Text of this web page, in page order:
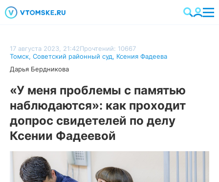
17 августа 2023, 21:42Прочтений: 10667
Томск, Советский районный суд, Ксения Фадеева
Дарья Бердникова
«У меня проблемы с памятью
наблюдаются»: как проходит
допрос свидетелей по делу
Ксении Фадеевой